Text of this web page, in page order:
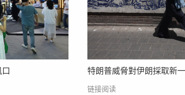
特朗普威脅對伊朗採取新
链接阅读